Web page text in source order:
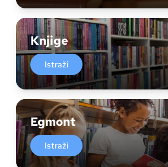
Knjige
Istraži
Egmont
Istraži